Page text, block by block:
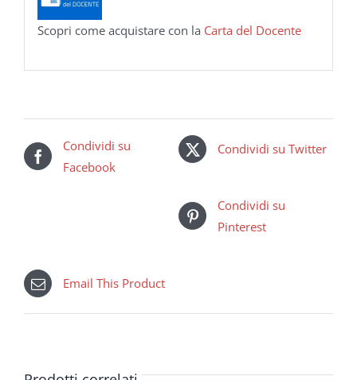
Scopri come acquistare con la Carta del Docente
Condividi su
Facebook
Condividi su Twitter
Condividi su
Pinterest
Email This Product